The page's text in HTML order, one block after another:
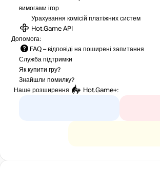
вимогами ігор
Урахування комісій платіжних систем
Hot.Game API
Допомога:
FAQ – відповіді на поширені запитання
Служба підтримки
Як купити гру?
Знайшли помилку?
Наше розширення
Hot.Game+: